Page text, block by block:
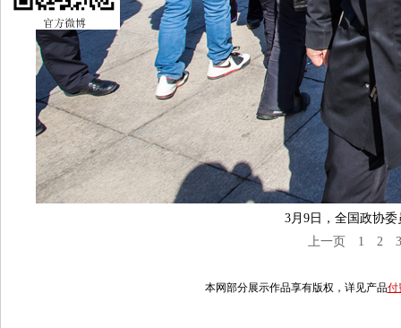
3月9日，全国政协
上一页
1 2 3
本网部分展示作品享有版权，详见产品付